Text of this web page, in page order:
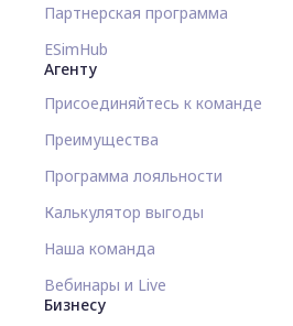
Партнерская программа
ESimHub
Агенту
Присоединяйтесь к команде
Преимущества
Программа лояльности
Калькулятор выгоды
Наша команда
Вебинары и Live
Бизнесу